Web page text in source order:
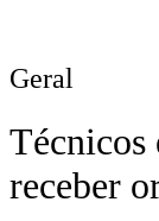
Geral
Técnicos
receber